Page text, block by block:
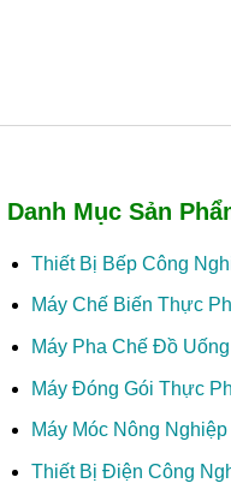
Danh Mục Sản
Thiết Bị Bếp Công
Máy Chế Biến Thực
Máy Pha Chế Đồ Uống
Máy Đóng Gói Thực
Máy Móc Nông Nghiệp
Thiết Bị Điện Công